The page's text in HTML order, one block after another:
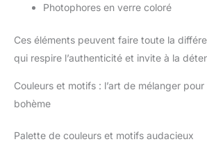
Photophores en verre coloré
Ces éléments peuvent faire toute la
qui respire l’authenticité et invite à la
Couleurs et motifs : l’art de mélanger
bohème
Palette de couleurs et motifs audacieux